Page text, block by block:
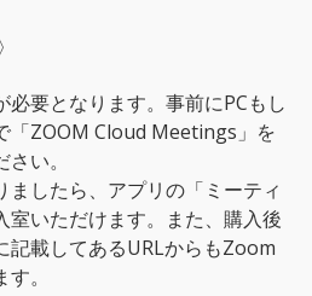
要となります。事前にPCもし
「ZOOM Cloud Meetings」を
い。
ましたら、アプリの「ミーティ
室いただけます。また、購入後
記載してあるURLからもZoom
。